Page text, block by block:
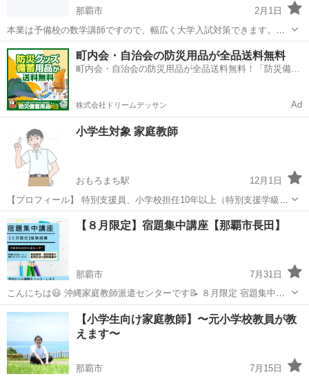
那覇市
2月1日
本業は予備校の数学講師ですので、幅広く大学入試対策できます。詳
しくは https://www.online-tutor-gyoshin.com をご覧下さい。
沖縄 那覇市 家庭教師 数学
町内会・自治会の防災用品が全品送料無料
町内会・自治会の防災用品が全品送料無料！「防災備蓄
株式会社ドリームデッサン Ad
小学生対象 家庭教師
おもろまち駅
12月1日
【プロフィール】 特別支援員、小学校担任10年以上（特別支援学級担
任の経験有）。教師を辞めた現在も家庭教師を始め子ども向けの運動
教室や、子どもたちと関わる仕事に就いています(^^) これまで培って
きた経験を活かし、子ど...
沖縄 那覇市 おもろまち駅 家庭教師 コマ
【８月限定】宿題集中講座【那覇市長田】
那覇市
7月31日
こんにちは😃 沖縄家庭教師派遣センターです📝 ８月限定 宿題集中講
座 今年もやります！！ 料金は、個別教室の夏期講習と同じく￥１７４
０（45分×2） 塾生以外のご利用の際は、前払いでお願いしておりま
す。 ...
沖縄 那覇市 塾 センター
【小学生向け家庭教師】〜元小学校教員が教
えます〜
那覇市 7月15日